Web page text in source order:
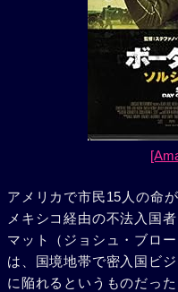
アメリカで市民15人の命
メキシコ経由の不法入国
マット（ジョシュ・ブロ
は、国境地帯で密入国ビ
に陥れるというものだっ